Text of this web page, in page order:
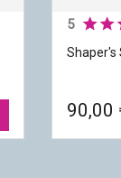
5
Shaper's
90,00